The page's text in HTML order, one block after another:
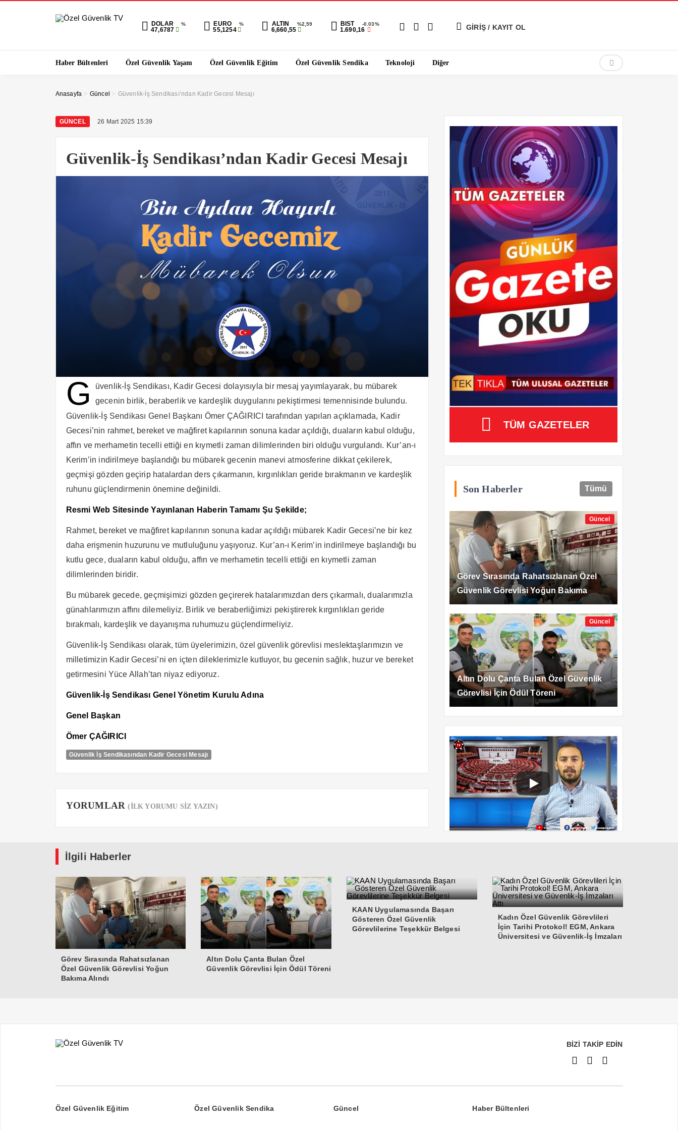
DOLAR %
47,6787
EURO %
55,1254
ALTIN %2,59
6,660,55
BIST -0.03%
1.690,16 GİRİŞ / KAYIT OL
Haber Bültenleri Özel Güvenlik Yaşam Özel Güvenlik Eğitim Özel Güvenlik Sendika Teknoloji Diğer
Anasayfa > Güncel > Güvenlik-İş Sendikası’ndan Kadir Gecesi Mesajı
GÜNCEL 26 Mart 2025 15:39
Güvenlik-İş Sendikası’ndan Kadir Gecesi Mesajı
G
üvenlik-İş Sendikası, Kadir Gecesi dolayısıyla bir mesaj yayımlayarak, bu mübarek
gecenin birlik, beraberlik ve kardeşlik duygularını pekiştirmesi temennisinde bulundu.
Güvenlik-İş Sendikası Genel Başkanı Ömer ÇAĞIRICI tarafından yapılan açıklamada, Kadir
Gecesi’nin rahmet, bereket ve mağfiret kapılarının sonuna kadar açıldığı, duaların kabul olduğu,
affın ve merhametin tecelli ettiği en kıymetli zaman dilimlerinden biri olduğu vurgulandı. Kur’an-ı
Kerim’in indirilmeye başlandığı bu mübarek gecenin manevi atmosferine dikkat çekilerek,
geçmişi gözden geçirip hatalardan ders çıkarmanın, kırgınlıkları geride bırakmanın ve kardeşlik
ruhunu güçlendirmenin önemine değinildi.
Resmi Web Sitesinde Yayınlanan Haberin Tamamı Şu Şekilde;
Rahmet, bereket ve mağfiret kapılarının sonuna kadar açıldığı mübarek Kadir Gecesi’ne bir kez
daha erişmenin huzurunu ve mutluluğunu yaşıyoruz. Kur’an-ı Kerim’in indirilmeye başlandığı bu
kutlu gece, duaların kabul olduğu, affın ve merhametin tecelli ettiği en kıymetli zaman
dilimlerinden biridir.
Bu mübarek gecede, geçmişimizi gözden geçirerek hatalarımızdan ders çıkarmalı, dualarımızla
günahlarımızın affını dilemeliyiz. Birlik ve beraberliğimizi pekiştirerek kırgınlıkları geride
bırakmalı, kardeşlik ve dayanışma ruhumuzu güçlendirmeliyiz.
Güvenlik-İş Sendikası olarak, tüm üyelerimizin, özel güvenlik görevlisi meslektaşlarımızın ve
milletimizin Kadir Gecesi’ni en içten dileklerimizle kutluyor, bu gecenin sağlık, huzur ve bereket
getirmesini Yüce Allah’tan niyaz ediyoruz.
Güvenlik-İş Sendikası Genel Yönetim Kurulu Adına
Genel Başkan
Ömer ÇAĞIRICI
Güvenlik İş Sendikasından Kadir Gecesi Mesajı
YORUMLAR(İLK YORUMU SİZ YAZIN)
TÜM GAZETELER
Son Haberler Tümü
Güncel
Görev Sırasında Rahatsızlanan Özel
Güvenlik Görevlisi Yoğun Bakıma
Alındı
Güncel
Altın Dolu Çanta Bulan Özel Güvenlik
Görevlisi İçin Ödül Töreni
İlgili Haberler
Görev Sırasında Rahatsızlanan
Özel Güvenlik Görevlisi Yoğun
Bakıma Alındı
Altın Dolu Çanta Bulan Özel
Güvenlik Görevlisi İçin Ödül Töreni
KAAN Uygulamasında Başarı
Gösteren Özel Güvenlik
Görevlilerine Teşekkür Belgesi
Kadın Özel Güvenlik Görevlileri
İçin Tarihi Protokol! EGM, Ankara
Üniversitesi ve Güvenlik-İş İmzaları
BİZİ TAKİP EDİN
Özel Güvenlik Eğitim Özel Güvenlik Sendika Güncel Haber Bültenleri